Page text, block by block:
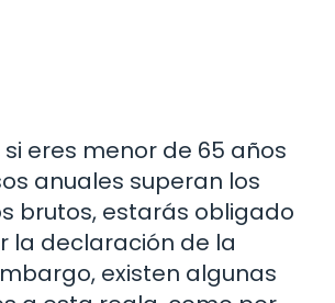
si eres menor de 65 años
anuales superan los
brutos, estarás obligado
la declaración de la
existen algunas